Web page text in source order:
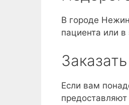
В городе
пациента или в
Если вам